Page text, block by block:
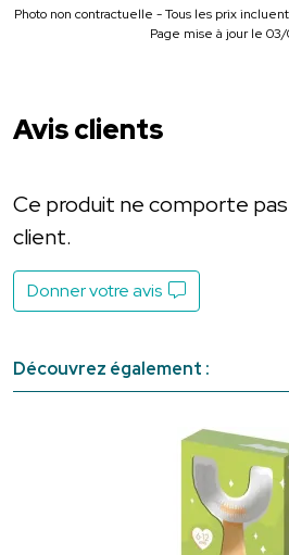
Photo non contractuelle - Tous les prix
Page mise à jour le
Avis clients
Ce produit ne comporte pas
client.
Donner votre avis
Découvrez également :